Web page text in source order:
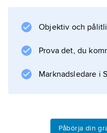
bioetanol
. Storskalig
drivmedel sker från
(sockerrör) och i USA
Objektiv och
Prova det, du
Marknadsledare i
Påbörja din